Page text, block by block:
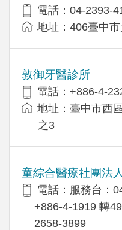
電話：04-2393-
地址：406臺中
敦御牙醫診所
電話：+886-4-
地址：臺中市西
之3
童綜合醫療社團法
電話：服務台：
+886-4-1919 轉
2658-3899